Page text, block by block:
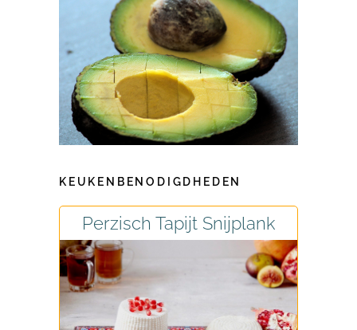
KEUKENBENODIGDHEDEN
Perzisch Tapijt Snijplank